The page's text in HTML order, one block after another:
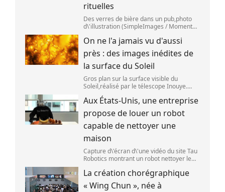
rituelles
Des verres de bière dans un pub,photo
d\'illustration (SimpleImages / Moment
alcoolisée du monde. Les premières
traces de bière ont été retrouvées ch
On ne l'a jamais vu d'aussi
près : des images inédites de
la surface du Soleil
Gros plan sur la surface visible du
Soleil,réalisé par le télescope Inouye.
(NSF/NSO/AURA/MPS) Certains se
préparent peut-être à photographier le
mieux possible l\'éclipse solaire,prévue le
1
Aux États-Unis, une entreprise
propose de louer un robot
capable de nettoyer une
maison
Capture d\'écran d\'une vidéo du site Tau
Robotics montrant un robot nettoyer le
Robotics)
La création chorégraphique
« Wing Chun », née à